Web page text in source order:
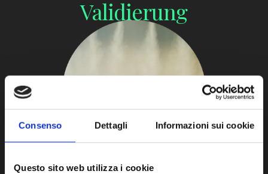
Consenso Dettagli Informazioni sui cookie
Questo sito web utilizza i cookie
Validierung